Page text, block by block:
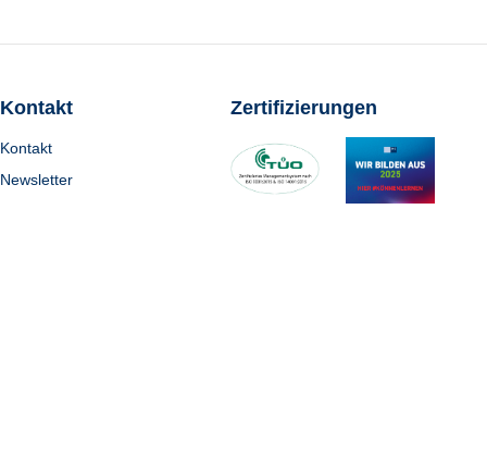
Kontakt
Kontakt
Newsletter
Zertifizierungen